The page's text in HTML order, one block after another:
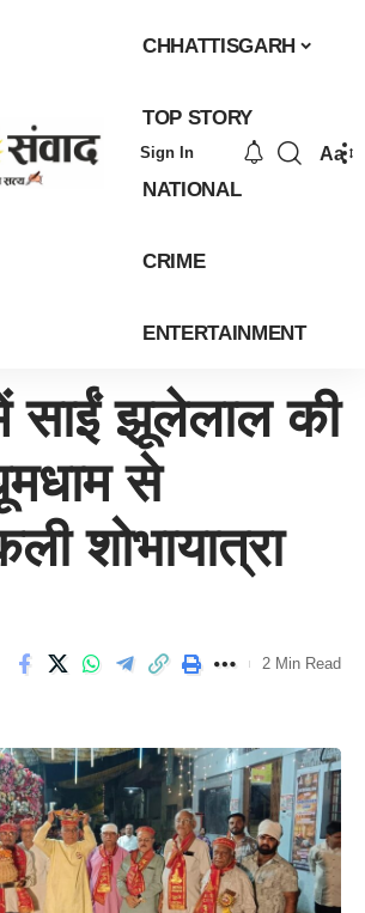
CHHATTISGARH
TOP STORY
NATIONAL
CRIME
ENTERTAINMENT
Sign In Aa
साईं झूलेलाल की
से
शोभायात्रा
2 Min Read